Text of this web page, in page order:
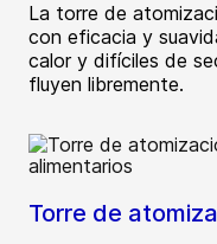
La torre de
con eficacia y
calor y difíciles de
fluyen libremente.
Torre de